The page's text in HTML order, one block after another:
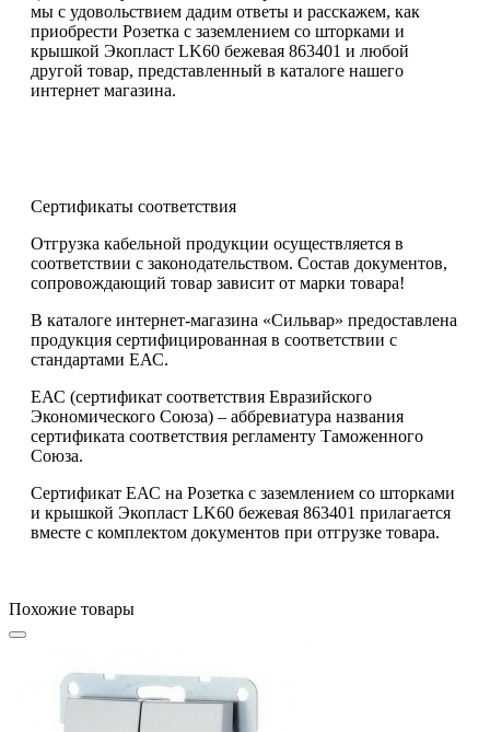
мы с удовольствием дадим ответы и расскажем, как
приобрести Розетка с заземлением со шторками и
крышкой Экопласт LK60 бежевая 863401 и любой
другой товар, представленный в каталоге нашего
интернет магазина.
Сертификаты соответствия
Отгрузка кабельной продукции осуществляется в
соответствии с законодательством. Состав документов,
сопровождающий товар зависит от марки товара!
В каталоге интернет-магазина «Сильвар» предоставлена
продукция сертифицированная в соответствии с
стандартами ЕАС.
ЕАС (сертификат соответствия Евразийского
Экономического Союза) – аббревиатура названия
сертификата соответствия регламенту Таможенного
Союза.
Сертификат ЕАС на Розетка с заземлением со шторками
и крышкой Экопласт LK60 бежевая 863401 прилагается
вместе с комплектом документов при отгрузке товара.
Похожие товары